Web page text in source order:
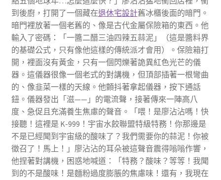
到後廚，打開了一個藏在退休宅設計舊冰櫃後面的暗門。
暗門裡放著一個老舊的、像是古代金屬保險箱的東西。他
輸入了密碼：「一醬二醋三油四辣五蒜泥」（這是醬料界
的基礎公式，只有像他這樣的傳統派才會用）。保險箱打
開，裡面沒有黃金，只有一個閃爍著詭異紅色光芒的儀
器。這儀器很像一個老式的對講機，但頂部插著一根彎曲
的、像韭菜一樣的天線。他顫抖著拿起儀器，按下通話
鈕。儀器發出「滋——」的電流聲，接著傳來一陣高八
度、急促且充滿養生焦慮的聲音。「喂！是廖沾沾嗎！快
接聽！這裡是 K-999！宇宙水餃聯盟特級特務！你那邊是
不是已經聞到宇宙級的酸味了？我們需要你的蒜泥！你被
徵召了！馬上！」廖沾沾的耳朵被這聲音震得嗡嗡作響，
他捏著對講機，困惑地喊道：「特務？酸味？等等！我聞
到的不是酸味！是麵粉過度膨脹的焦慮味！還有，我現在